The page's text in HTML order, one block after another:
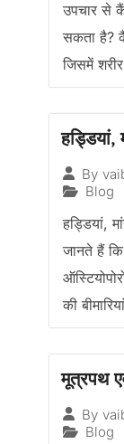
उपचार से
सकता है?
जिसमें
हड्डियां,
By
Blog
हड्डियां,
जानते हैं
की
मूत्रपथ
By
Blog